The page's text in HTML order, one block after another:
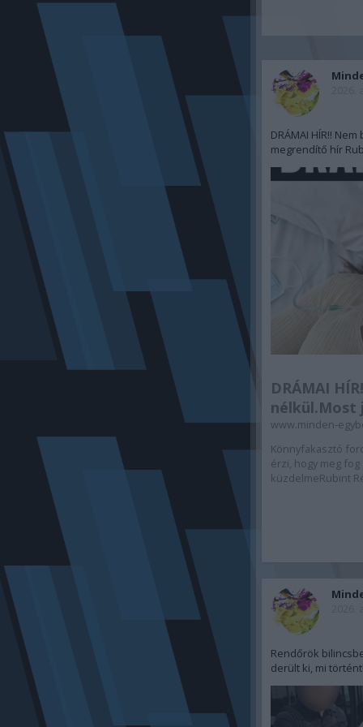
DRÁMAI HÍR!!
megrendítő hír
DRÁMAI
nélkül.Most
www.minden-
Könnyfakasztó
érzi, hogy meg fog
küzdelmeRubint
Rendőrök
derült ki, mi történt!